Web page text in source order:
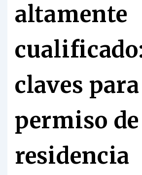
altamente
claves
permiso de
residencia